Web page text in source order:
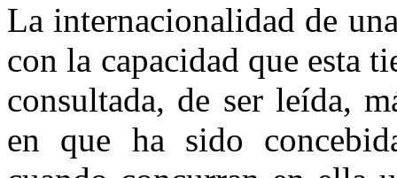
La internacionalidad de
con la capacidad que esta
consultada, de ser leída,
en que ha sido